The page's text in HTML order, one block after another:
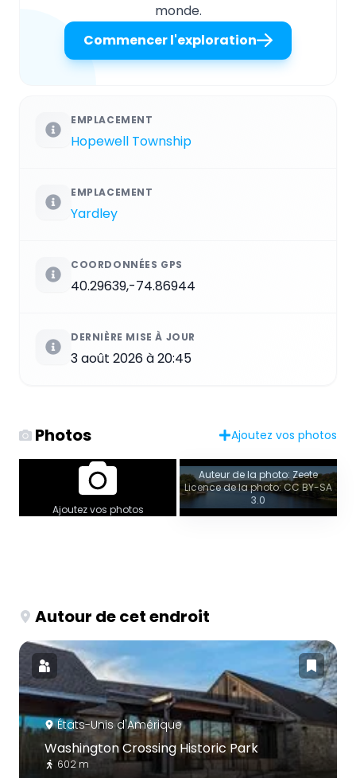
monde.
Commencer l'exploration
EMPLACEMENT
Hopewell Township
EMPLACEMENT
Yardley
COORDONNÉES GPS
40.29639,-74.86944
DERNIÈRE MISE À JOUR
3 août 2026 à 20:45
Photos Ajoutez vos photos
Ajoutez vos photos
Auteur de la photo: Zeete
Licence de la photo: CC BY-SA
3.0
Autour de cet endroit
États-Unis d'Amérique
Washington Crossing Historic Park
602 m